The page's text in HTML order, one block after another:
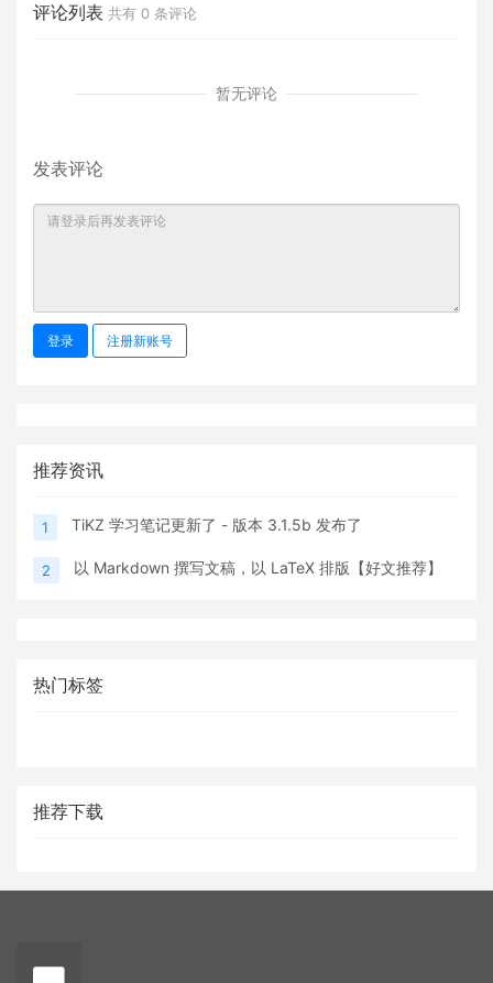
评论列表 共有 0 条评论
暂无评论
发表评论
登录 注册新账号
推荐资讯
1 TiKZ 学习笔记更新了 - 版本 3.1.5b 发布了
2 以 Markdown 撰写文稿，以 LaTeX 排版【好文推荐】
热门标签
推荐下载